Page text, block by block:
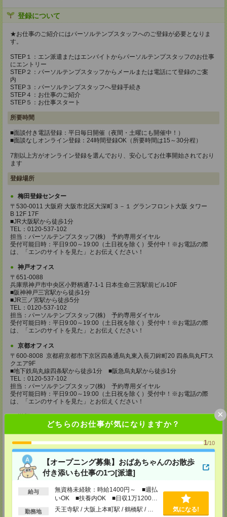
どちらのお仕事が気になりますか？
1/10
【オープニング募集】おばあちゃんのお散歩
付き添いも仕事の1つ[派遣]
給与
無資格未経験：時給1400円～ ■週払
いOK ■扶養内OK ■日収1万1200円
以上
勤務地 天王寺駅 / 大阪上本町駅 / 鶴橋駅 / … 気になる!
×
登録について
★お仕事のご紹介にはパーソルテンプスタッフへのご登録が必要となりま
す。
STEP１：エン派遣またはエンバイトからパーソルテンプスタッフのお仕事
にエントリー
STEP２：パーソルテンプスタッフからメールまたは電話にて登録のご案
内
STEP３：パーソルテンプスタッフへ登録手続き
STEP４：お仕事のご紹介
STEP５：お仕事スタート
所要時間
■面談付き電話登録：平日毎日開催（夜間・土曜にも開催中！）
■面談なしオンライン登録：24時間登録OK（所要時間は15～30分程）
7割以上方がオンライン登録を選んでおり、安心してお仕事開始されており
ます
登録場所
梅田登録センター
〒530-0011 大阪府 大阪市北区大深町３－１ グランフロント大阪 タワー
B 12F 17F
■JR大阪駅から徒歩1分
TEL：0120-537-102
担当：パーソルテンプスタッフ(株) 予約専用ダイヤル
受付可能日時：平日9:00～19:00（土日祝を除く）受付中！※お電話の際
は、「エンのサイトを見た」とお伝えください！
神戸オフィス
〒651-0088
兵庫県神戸市中央区小野柄通7-1-1 日本生命三宮駅前ビル10F
■阪神神戸三宮駅から徒歩1分
■JR三ノ宮駅から徒歩5分
TEL：0120-537-102
担当：パーソルテンプスタッフ(株) 予約専用ダイヤル
受付可能日時：平日9:00～19:00（土日祝を除く）受付中！※お電話の際
は、「エンのサイトを見た」とお伝えください！
京都オフィス
〒600-8008 京都府京都市下京区四条通烏丸東入長刀鉾町20 四条烏丸FTス
クエア9F
■地下鉄烏丸線四条駅から徒歩1分 ■阪急烏丸駅から徒歩1分
TEL：0120-537-102
担当：パーソルテンプスタッフ(株) 予約専用ダイヤル
受付可能日時：平日9:00～19:00（土日祝を除く）受付中！※お電話の際
は、「エンのサイトを見た」とお伝えください！
〒525-0032 滋賀県草津市大路1-1-1 エルティ932 3F
■JR草津駅から徒歩1分
TEL：0120-537-102
担当：パーソルテンプスタッフ(株) 予約専用ダイヤル
受付可能日時：平日9:00～19:00（土日祝を除く）受付中！※お電話の際
は、「エンのサイトを見た」とお伝えください！
姫路オフィス
〒670-0913
兵庫県姫路市西駅前町73 姫路ターミナルスクエア5F
■JR姫路駅から徒歩1分
TEL：0120-537-102